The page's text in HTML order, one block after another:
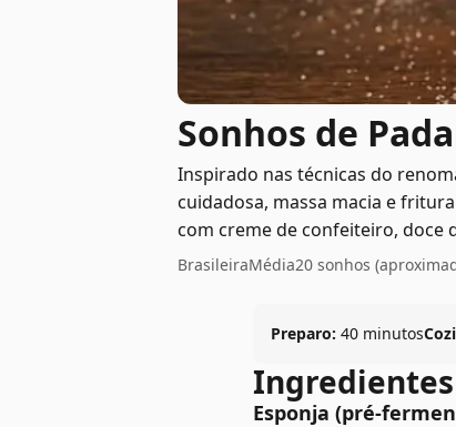
Sonhos de
Inspirado nas técnicas do
cuidadosa, massa macia e
com creme de confeiteiro, doce
BrasileiraMédia20 sonhos
Preparo: 40 minutos
Ingredientes
Esponja (pré-